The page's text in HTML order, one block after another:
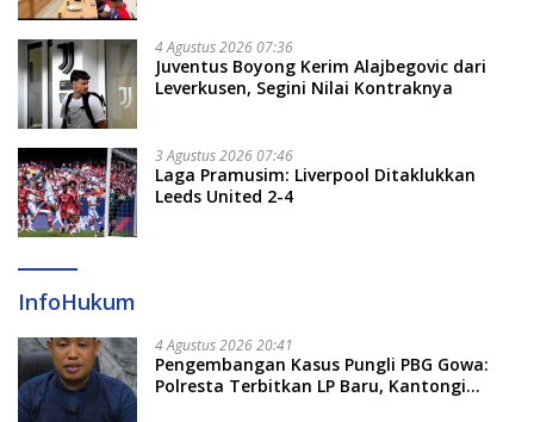
4 Agustus 2026 07:36
Juventus Boyong Kerim Alajbegovic dari
Leverkusen, Segini Nilai Kontraknya
3 Agustus 2026 07:46
Laga Pramusim: Liverpool Ditaklukkan
Leeds United 2-4
InfoHukum
4 Agustus 2026 20:41
Pengembangan Kasus Pungli PBG Gowa:
Polresta Terbitkan LP Baru, Kantongi